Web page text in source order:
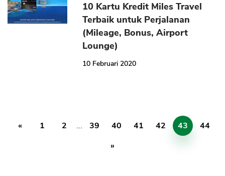
10 Kartu Kredit Miles Travel
Terbaik untuk Perjalanan
(Mileage, Bonus, Airport
Lounge)
10 Februari 2020
« 1 2 ... 39 40 41 42 43
44
»